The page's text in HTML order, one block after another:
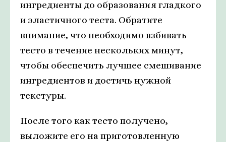
ингредиенты до образования гладкого
и эластичного теста. Обратите
внимание, что необходимо взбивать
тесто в течение нескольких минут,
чтобы обеспечить лучшее смешивание
ингредиентов и достичь нужной
текстуры.
После того как тесто получено,
выложите его на приготовленную